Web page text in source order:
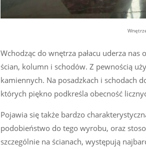
Wchodząc do wnętrza pałacu uderza
ścian, kolumn i schodów. Z pewnością
kamiennych. Na posadzkach i schodach
których piękno podkreśla obecność
Pojawia się także bardzo
podobieństwo do tego wyrobu, oraz
szczególnie na ścianach, występują